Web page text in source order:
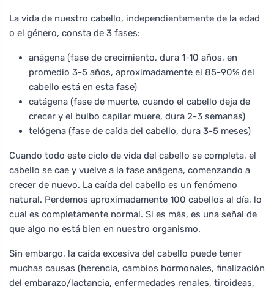
La vida de nuestro cabello, independientemente de la edad
o el género, consta de 3 fases:
anágena (fase de crecimiento, dura 1-10 años, en
promedio 3-5 años, aproximadamente el 85-90% del
cabello está en esta fase)
catágena (fase de muerte, cuando el cabello deja de
crecer y el bulbo capilar muere, dura 2-3 semanas)
telógena (fase de caída del cabello, dura 3-5 meses)
Cuando todo este ciclo de vida del cabello se completa, el
cabello se cae y vuelve a la fase anágena, comenzando a
crecer de nuevo. La caída del cabello es un fenómeno
natural. Perdemos aproximadamente 100 cabellos al día, lo
cual es completamente normal. Si es más, es una señal de
que algo no está bien en nuestro organismo.
Sin embargo, la caída excesiva del cabello puede tener
muchas causas (herencia, cambios hormonales, finalización
del embarazo/lactancia, enfermedades renales, tiroideas,